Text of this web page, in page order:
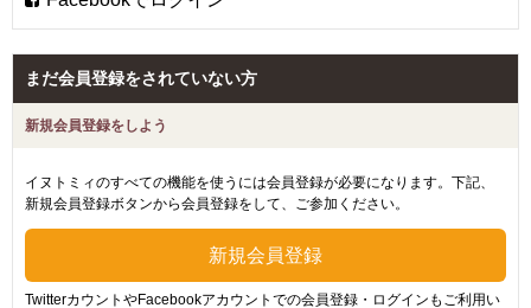
まだ会員登録をされていない方
新規会員登録をしよう
イヌトミィのすべての機能を使うには会員登録が必要になります。下記、
新規会員登録ボタンから会員登録をして、ご参加ください。
TwitterカウントやFacebookアカウントでの会員登録・ログインもご利用い